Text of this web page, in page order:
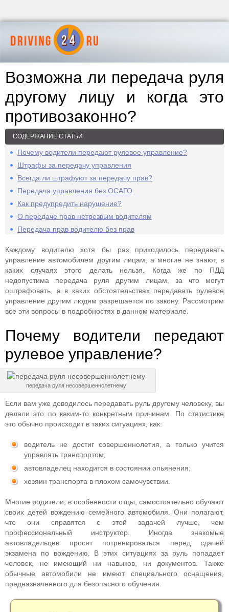
Возможна ли передача руля
другому лицу и когда это
противозаконно?
СОДЕРЖАНИЕ СТАТЬИ
Почему водители передают рулевое управление?
Штрафы за передачу управления
Всегда ли штрафуют за передачу прав?
Передача управления без ОСАГО
Как предупредить нарушение?
О передаче прав нетрезвым водителям
Передача прав водителю без прав
Каждому водителю хотя бы раз приходилось передавать
управление автомобилем другим лицам, а многие не знают, в
каких случаях этого делать нельзя. Когда же по ПДД
недопустима передача руля другим лицам, за что могут
оштрафовать, а в каких обстоятельствах передавать рулевое
управление другим людям разрешается по закону. Рассмотрим
все эти вопросы в подробностях в данном материале.
Почему водители передают
рулевое управление?
передача руля несовершеннолетнему
Если вам уже доводилось передавать руль другому человеку, вы
делали это по каким-то конкретным причинам. По статистике
это обычно происходит в таких ситуациях, как:
водитель не достиг совершеннолетия, а только учится
управлять транспортом;
автовладелец находится в состоянии опьянения;
хозяин транспорта в плохом самочувствии.
Многие родители, в особенности отцы, самостоятельно обучают
своих детей вождению семейного автомобиля. Они полагают,
что они справятся с этой задачей лучше, чем
профессиональный инструктор. Иногда знакомые
автовладельцев просят потренироваться перед сдачей
экзамена по вождению. В этих ситуациях за руль попадает
человек, не имеющий ни навыков, ни документов. Также
обычные автомобили не имеют специального оснащения,
предназначенного для безопасного обучения.